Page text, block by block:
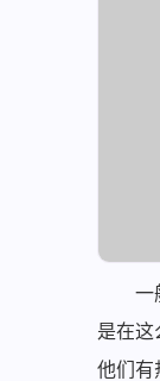
一
是在这
他们有